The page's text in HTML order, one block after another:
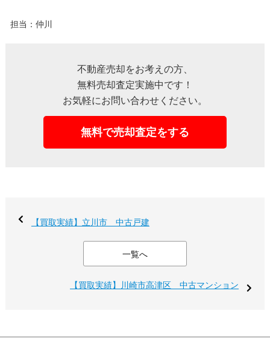
担当：仲川
不動産売却をお考えの方、
無料売却査定実施中です！
お気軽にお問い合わせください。
無料で売却査定をする
【買取実績】立川市 中古戸建
一覧へ
【買取実績】川崎市高津区 中古マンション